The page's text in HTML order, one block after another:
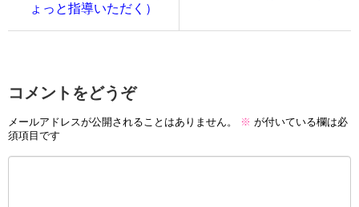
ょっと指導いただく）
コメントをどうぞ
メールアドレスが公開されることはありません。 ※ が付いている欄は必
須項目です